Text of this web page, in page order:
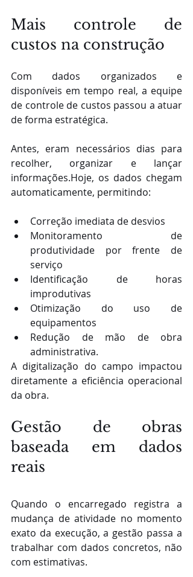
Mais controle de
custos na construção
Com dados organizados e
disponíveis em tempo real, a equipe
de controle de custos passou a atuar
de forma estratégica.
Antes, eram necessários dias para
recolher, organizar e lançar
informações.Hoje, os dados chegam
automaticamente, permitindo:
Correção imediata de desvios
Monitoramento de
produtividade por frente de
serviço
Identificação de horas
improdutivas
Otimização do uso de
equipamentos
Redução de mão de obra
administrativa.
A digitalização do campo impactou
diretamente a eficiência operacional
da obra.
Gestão de obras
baseada em dados
reais
Quando o encarregado registra a
mudança de atividade no momento
exato da execução, a gestão passa a
trabalhar com dados concretos, não
com estimativas.